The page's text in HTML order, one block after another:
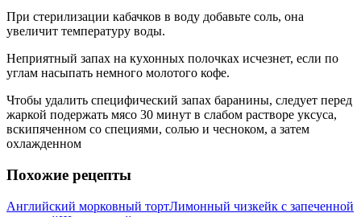
При стерилизации кабачков в воду добавьте соль, она
увеличит температуру воды.
Неприятный запах на кухонных полочках исчезнет, если по
углам насыпать немного молотого кофе.
Чтобы удалить специфический запах баранины, следует перед
жаркой подержать мясо 30 минут в слабом растворе уксуса,
вскипяченном со специями, солью и чесноком, а затем
охлажденном
Похожие рецепты
Английский морковный тортЛимонный чизкейк с запеченной